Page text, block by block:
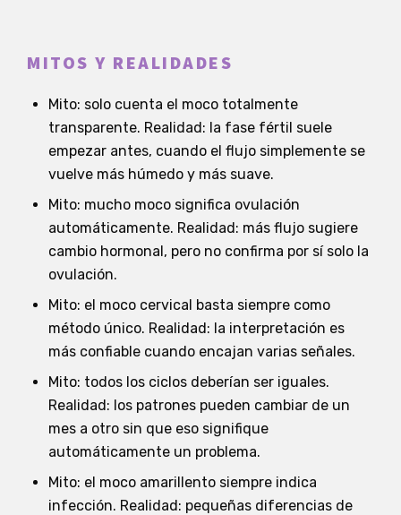
MITOS Y REALIDADES
Mito: solo cuenta el moco totalmente
transparente. Realidad: la fase fértil suele
empezar antes, cuando el flujo simplemente se
vuelve más húmedo y más suave.
Mito: mucho moco significa ovulación
automáticamente. Realidad: más flujo sugiere
cambio hormonal, pero no confirma por sí solo la
ovulación.
Mito: el moco cervical basta siempre como
método único. Realidad: la interpretación es
más confiable cuando encajan varias señales.
Mito: todos los ciclos deberían ser iguales.
Realidad: los patrones pueden cambiar de un
mes a otro sin que eso signifique
automáticamente un problema.
Mito: el moco amarillento siempre indica
infección. Realidad: pequeñas diferencias de